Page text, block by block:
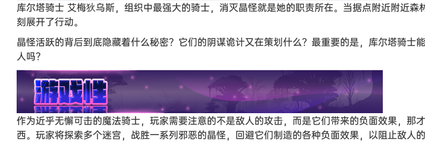
库尔塔骑士 艾梅狄乌斯，组织中最强大的骑士，消灭晶怪就是她的职责所在。当据点附近附近
刻展开了行动。
晶怪活跃的背后到底隐藏着什么秘密？它们的阴谋诡计又在策划什么？最重要的是，库尔塔骑士
人吗？
作为近乎无懈可击的魔法骑士，玩家需要注意的不是敌人的攻击，而是它们带来的负面效果，那
西。玩家将探索多个迷宫，战胜一系列邪恶的晶怪，回避它们制造的各种负面效果，以阻止敌人的